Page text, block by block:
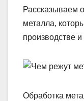
Рассказываем
металла,
производстве
Обработка